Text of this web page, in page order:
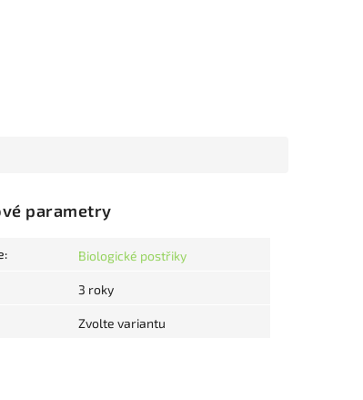
parametry
: Biologické postřiky
3 roky
Zvolte variantu